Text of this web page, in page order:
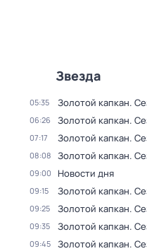
Звезда
05:35 Золотой капкан.
06:26 Золотой капкан.
07:17 Золотой капкан.
08:08 Золотой капкан.
09:00 Новости дня
09:15 Золотой капкан.
09:25 Золотой капкан.
09:35 Золотой капкан.
09:45 Золотой капкан.